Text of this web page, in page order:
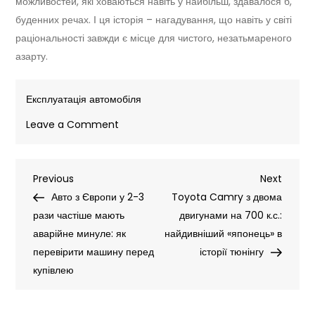
буденних речах. І ця історія – нагадування, що навіть у світі
раціональності завжди є місце для чистого, незатьмареного
азарту.
Експлуатація автомобіля
Leave a Comment
двома
двигунами
на
700
Навігація
записів
Previous
Post
Previous
Авто з Європи у 2-3
рази частіше мають
аварійне минуле: як
перевірити машину перед
купівлею
Next
Post
Next
Toyota Camry з двома
двигунами на 700 к.с.:
найдивніший «японець» в
історії тюнінгу